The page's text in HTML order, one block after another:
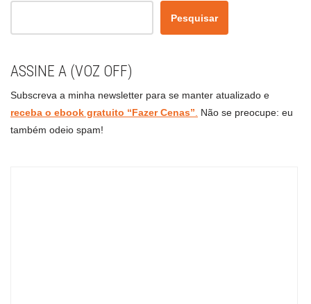
Pesquisar
ASSINE A (VOZ OFF)
Subscreva a minha newsletter para se manter atualizado e
receba o ebook gratuito “Fazer Cenas”. Não se preocupe: eu
também odeio spam!